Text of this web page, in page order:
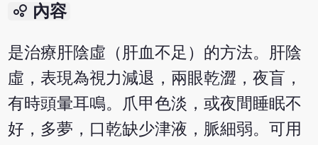
bubble_chart 內容
是治療肝陰虛（肝血不足）的方法。肝陰
虛，表現為視力減退，兩眼乾澀，夜盲，
有時頭暈耳鳴。爪甲色淡，或夜間睡眠不
好，多夢，口乾缺少津液，脈細弱。可用